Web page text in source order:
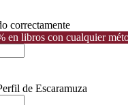
correctamente
en libros con cualquier